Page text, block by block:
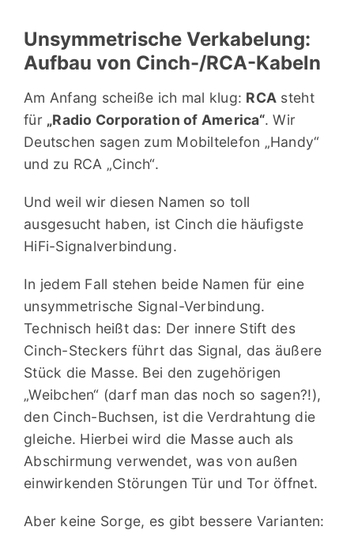
Unsymmetrische Verkabelung:
Aufbau von Cinch-/RCA-Kabeln
Am Anfang scheiße ich mal klug: RCA steht
für „Radio Corporation of America“. Wir
Deutschen sagen zum Mobiltelefon „Handy“
und zu RCA „Cinch“.
Und weil wir diesen Namen so toll
ausgesucht haben, ist Cinch die häufigste
HiFi-Signalverbindung.
In jedem Fall stehen beide Namen für eine
unsymmetrische Signal-Verbindung.
Technisch heißt das: Der innere Stift des
Cinch-Steckers führt das Signal, das äußere
Stück die Masse. Bei den zugehörigen
„Weibchen“ (darf man das noch so sagen?!),
den Cinch-Buchsen, ist die Verdrahtung die
gleiche. Hierbei wird die Masse auch als
Abschirmung verwendet, was von außen
einwirkenden Störungen Tür und Tor öffnet.
Aber keine Sorge, es gibt bessere Varianten: